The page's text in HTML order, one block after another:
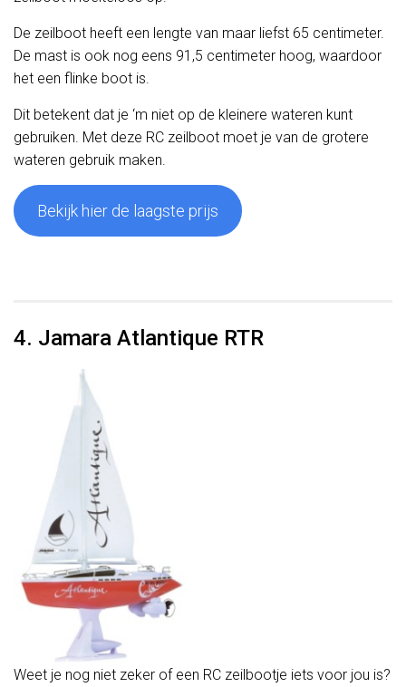
De zeilboot heeft een lengte van maar liefst 65 centimeter.
De mast is ook nog eens 91,5 centimeter hoog, waardoor
het een flinke boot is.
Dit betekent dat je ‘m niet op de kleinere wateren kunt
gebruiken. Met deze RC zeilboot moet je van de grotere
wateren gebruik maken.
Bekijk hier de laagste prijs
4. Jamara Atlantique RTR
Weet je nog niet zeker of een RC zeilbootje iets voor jou is?